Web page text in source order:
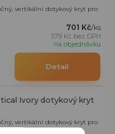
vertikální dotykový kryt pro
701 Kč/ks
579 Kč bez DPH
na objednávku
Detail
Ivory dotykový kryt
vertikální dotykový kryt pro